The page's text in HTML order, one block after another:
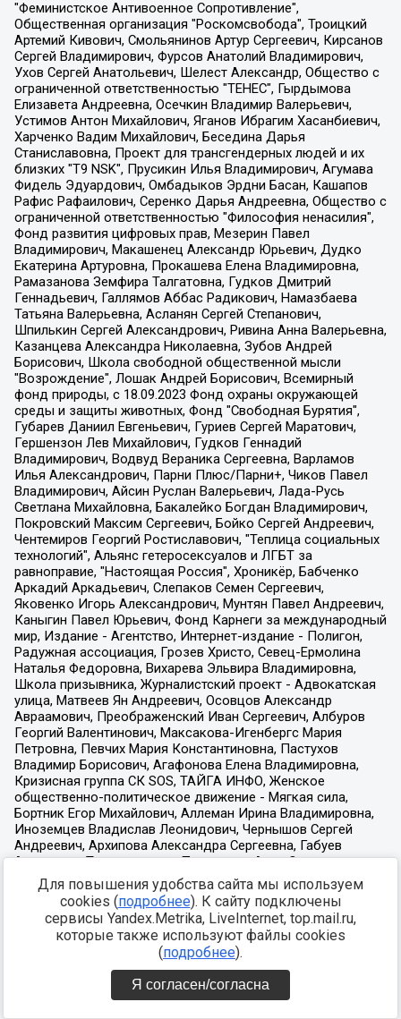
Для повышения удобства сайта мы используем
cookies (подробнее). К сайту подключены
сервисы Yandex.Metrika, LiveInternet, top.mail.ru,
которые также используют файлы cookies
(подробнее).
Я согласен/согласна